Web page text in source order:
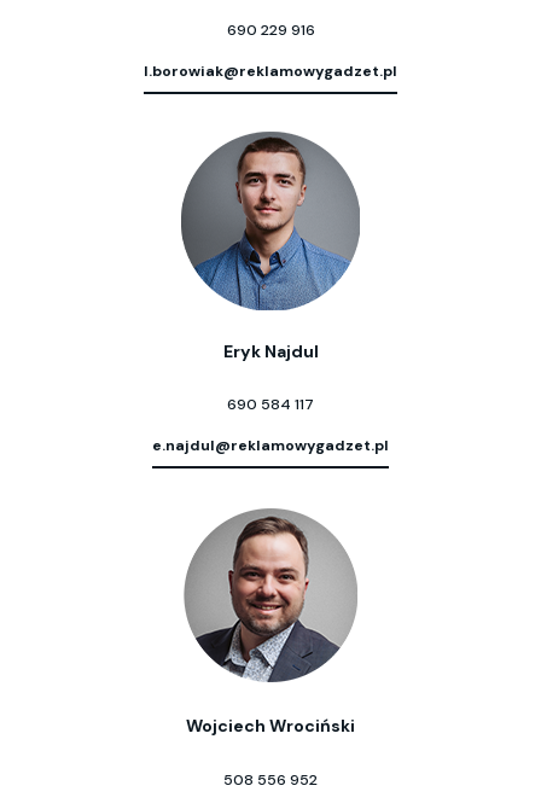
690 229 916
l.borowiak@reklamowygadzet.pl
Eryk Najdul
690 584 117
e.najdul@reklamowygadzet.pl
Wojciech Wrociński
508 556 952